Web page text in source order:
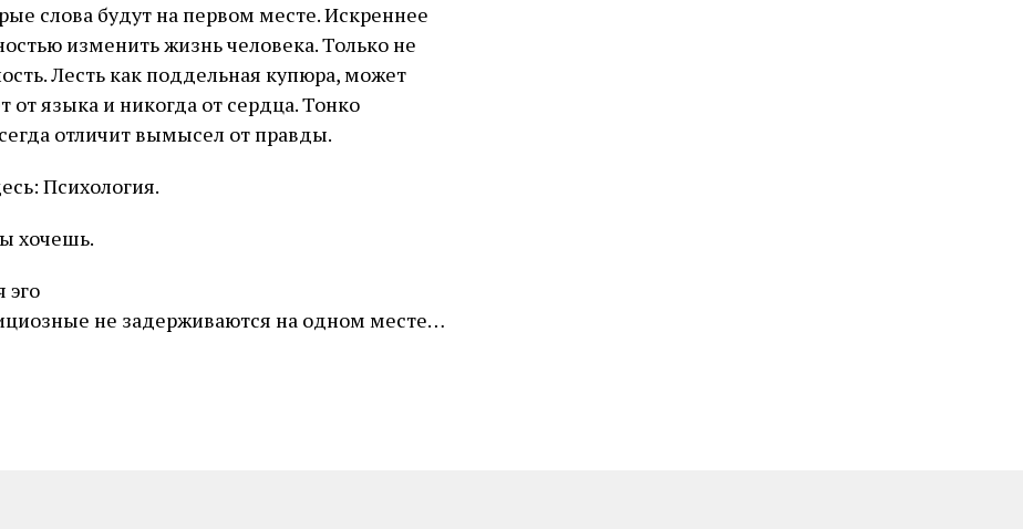
слова будут на первом месте. Искреннее
изменить жизнь человека. Только не
Лесть как поддельная купюра, может
от языка и никогда от сердца. Тонко
отличит вымысел от правды.
Психология.
хочешь.
эго
не задерживаются на одном месте…